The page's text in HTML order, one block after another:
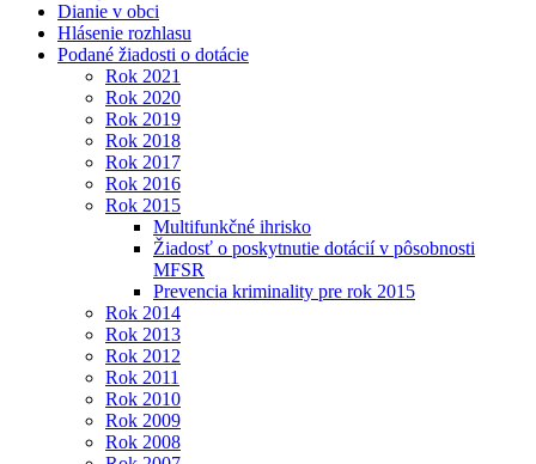
Dianie v obci
Hlásenie rozhlasu
Podané žiadosti o dotácie
Rok 2021
Rok 2020
Rok 2019
Rok 2018
Rok 2017
Rok 2016
Rok 2015
Multifunkčné ihrisko
Žiadosť o poskytnutie dotácií v pôsobnosti
MFSR
Prevencia kriminality pre rok 2015
Rok 2014
Rok 2013
Rok 2012
Rok 2011
Rok 2010
Rok 2009
Rok 2008